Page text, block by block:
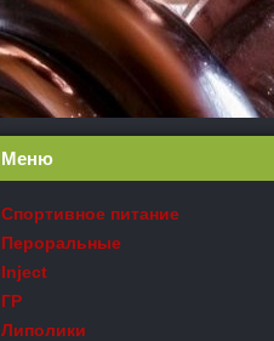
Меню
Спортивное питание
Пероральные
Inject
ГР
Липолики